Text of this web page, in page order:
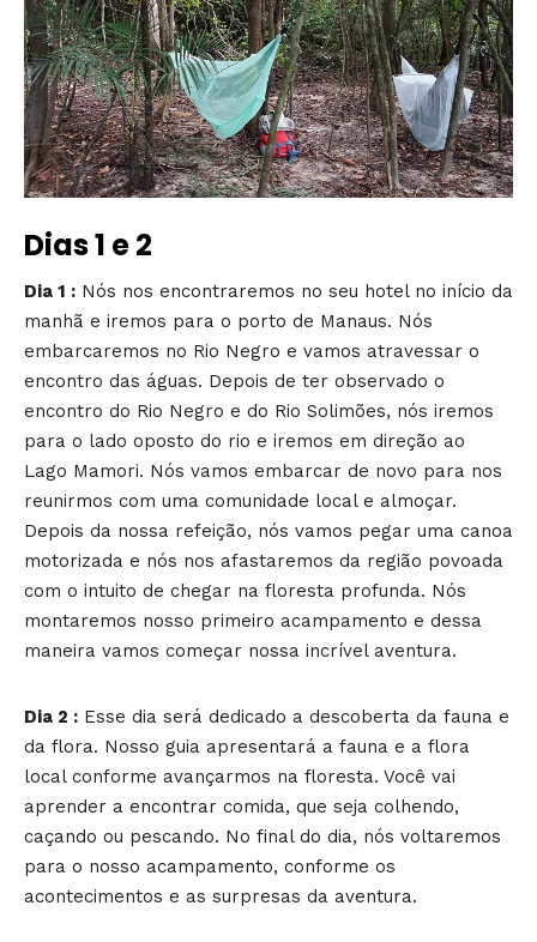
Dias 1 e 2
Dia 1 : Nós nos encontraremos no seu hotel no início da
manhã e iremos para o porto de Manaus. Nós
embarcaremos no Rio Negro e vamos atravessar o
encontro das águas. Depois de ter observado o
encontro do Rio Negro e do Rio Solimões, nós iremos
para o lado oposto do rio e iremos em direção ao
Lago Mamori. Nós vamos embarcar de novo para nos
reunirmos com uma comunidade local e almoçar.
Depois da nossa refeição, nós vamos pegar uma canoa
motorizada e nós nos afastaremos da região povoada
com o intuito de chegar na floresta profunda. Nós
montaremos nosso primeiro acampamento e dessa
maneira vamos começar nossa incrível aventura.
Dia 2 : Esse dia será dedicado a descoberta da fauna e
da flora. Nosso guia apresentará a fauna e a flora
local conforme avançarmos na floresta. Você vai
aprender a encontrar comida, que seja colhendo,
caçando ou pescando. No final do dia, nós voltaremos
para o nosso acampamento, conforme os
acontecimentos e as surpresas da aventura.